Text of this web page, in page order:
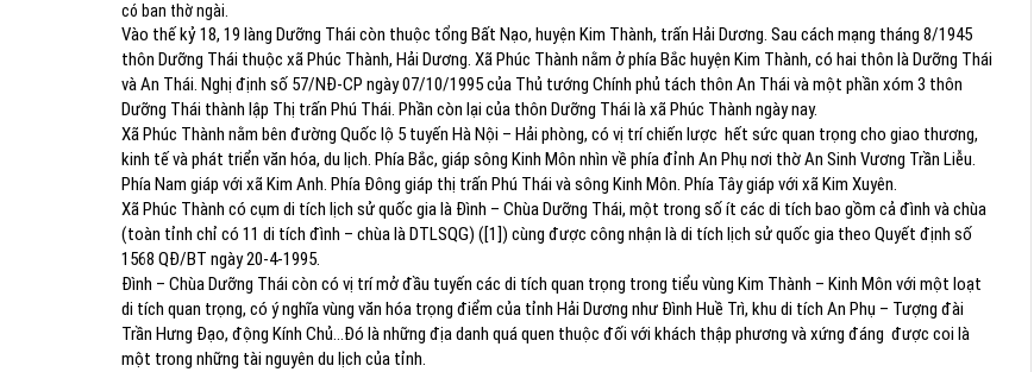
có ban thờ ngài.
Vào thế kỷ 18, 19 làng Dưỡng Thái còn thuộc tổng Bất Nạo, huyện Kim Thành, trấn Hải Dương. Sau cách mạng tháng 8/1945
thôn Dưỡng Thái thuộc xã Phúc Thành, Hải Dương. Xã Phúc Thành nằm ở phía Bắc huyện Kim Thành, có hai thôn là Dưỡng Thái
và An Thái. Nghị định số 57/NĐ-CP ngày 07/10/1995 của Thủ tướng Chính phủ tách thôn An Thái và một phần xóm 3 thôn
Dưỡng Thái thành lập Thị trấn Phú Thái. Phần còn lại của thôn Dưỡng Thái là xã Phúc Thành ngày nay.
Xã Phúc Thành nằm bên đường Quốc lộ 5 tuyến Hà Nội – Hải phòng, có vị trí chiến lược hết sức quan trọng cho giao thương,
kinh tế và phát triển văn hóa, du lịch. Phía Bắc, giáp sông Kinh Môn nhìn về phía đỉnh An Phụ nơi thờ An Sinh Vương Trần Liễu.
Phía Nam giáp với xã Kim Anh. Phía Đông giáp thị trấn Phú Thái và sông Kinh Môn. Phía Tây giáp với xã Kim Xuyên.
Xã Phúc Thành có cụm di tích lịch sử quốc gia là Đình – Chùa Dưỡng Thái, một trong số ít các di tích bao gồm cả đình và chùa
(toàn tỉnh chỉ có 11 di tích đình – chùa là DTLSQG) ([1]) cùng được công nhận là di tích lịch sử quốc gia theo Quyết định số
1568 QĐ/BT ngày 20-4-1995.
Đình – Chùa Dưỡng Thái còn có vị trí mở đầu tuyến các di tích quan trọng trong tiểu vùng Kim Thành – Kinh Môn với một loạt
di tích quan trọng, có ý nghĩa vùng văn hóa trọng điểm của tỉnh Hải Dương như Đình Huề Trì, khu di tích An Phụ – Tượng đài
Trần Hưng Đạo, động Kính Chủ…Đó là những địa danh quá quen thuộc đối với khách thập phương và xứng đáng được coi là
một trong những tài nguyên du lịch của tỉnh.